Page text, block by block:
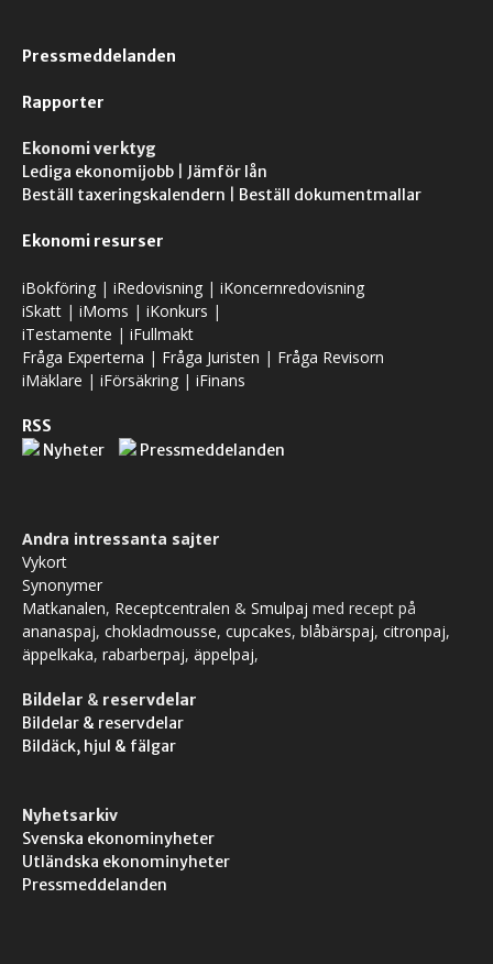
Pressmeddelanden
Rapporter
Ekonomi verktyg
Lediga ekonomijobb
Jämför lån
Beställ taxeringskalendern
Beställ dokumentmallar
Ekonomi resurser
iBokföring | iRedovisning | iKoncernredovisning
iSkatt | iMoms | iKonkurs |
iTestamente | iFullmakt
Fråga Experterna | Fråga Juristen | Fråga Revisorn
iMäklare | iFörsäkring | iFinans
RSS
Nyheter
Pressmeddelanden
Andra intressanta sajter
Vykort
Synonymer
Matkanalen, Receptcentralen & Smulpaj med recept på
ananaspaj, chokladmousse, cupcakes, blåbärspaj, citronpaj,
äppelkaka, rabarberpaj, äppelpaj,
Bildelar & reservdelar
Bildelar & reservdelar
Bildäck, hjul & fälgar
Nyhetsarkiv
Svenska ekonominyheter
Utländska ekonominyheter
Pressmeddelanden